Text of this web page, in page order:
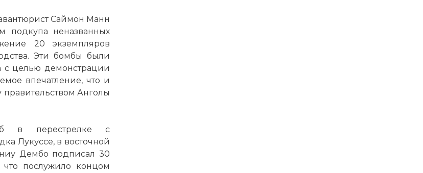
Саймон Манн
подкупа неназванных
20 экземпляров
Эти бомбы были
с целью демонстрации
впечатление, что и
Анголы
в перестрелке с
Лукуссе, в восточной
Дембо подписал 30
послужило концом
война в Анголе